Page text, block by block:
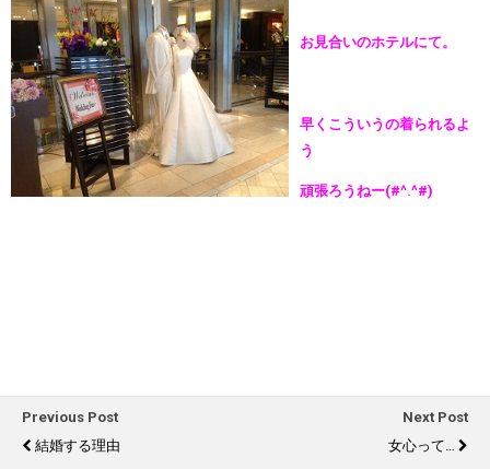
お見合いのホテルにて。
早くこういうの着られるよ
う
頑張ろうねー(#^.^#)
Previous Post
結婚する理由
Next Post
女心って…